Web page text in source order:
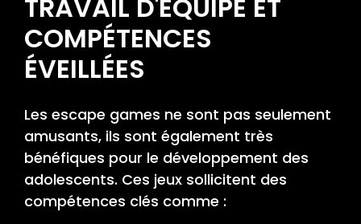
TRAVAIL D'ÉQUIPE ET
COMPÉTENCES
ÉVEILLÉES
Les escape games ne sont pas seulement
amusants, ils sont également très
bénéfiques pour le développement des
adolescents. Ces jeux sollicitent des
compétences clés comme :